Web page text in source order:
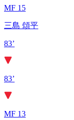
MF 15
三島 頌平
83’
83’
MF 13